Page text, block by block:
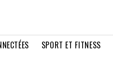
SPORT ET FITNESS